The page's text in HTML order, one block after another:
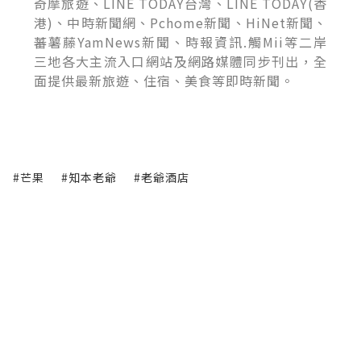
港)、中時新聞網、Pchome新聞、HiNet新聞、
蕃薯藤YamNews新聞、時報資訊.觸Mii等二岸
三地各大主流入口網站及網路媒體同步刊出，全
面提供最新旅遊、住宿、美食等即時新聞。
#芒果 #知本老爺 #老爺酒店